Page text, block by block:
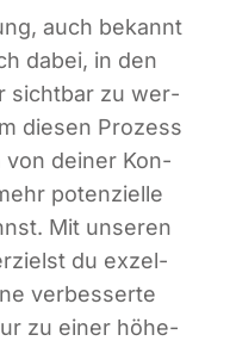
auch bekannt
dabei, in den
sicht­bar zu wer­
die­sen Pro­zess
von dei­ner Kon­
poten­zi­el­le
Mit unse­ren
du exzel­
ver­bes­ser­te
zu einer höhe­